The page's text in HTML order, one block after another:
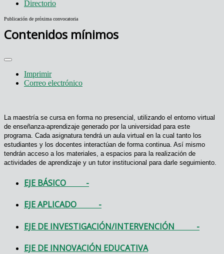
Directorio
Publicación de próxima convocatoria
Contenidos mínimos
Imprimir
Correo electrónico
La maestría se cursa en forma no presencial, utilizando el entorno virtual
de enseñanza-aprendizaje generado por la universidad para este
programa. Cada asignatura tendrá un aula virtual en la cual tanto los
estudiantes y los docentes interactúan de forma continua. Así mismo
tendrán acceso a los materiales, a espacios para la realización de
actividades de aprendizaje y un tutor institucional para darle seguimiento.
EJE BÁSICO -
EJE APLICADO -
EJE DE INVESTIGACIÓN/INTERVENCIÓN -
EJE DE INNOVACIÓN EDUCATIVA